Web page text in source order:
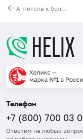
Антитела к белку BP180, IgG
Телефон
+7 (800) 700 03
Ответим на любые